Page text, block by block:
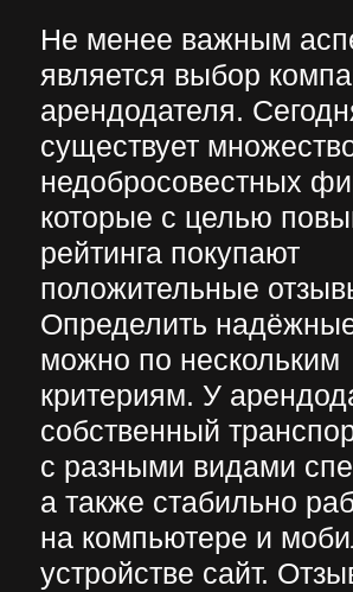
Аренда спецтехники
предоставляет арендатору
множество преимуществ. Но
чтобы исключить неприятности
заказывая услуги проката
необходимо учитывать
несколько факторов, основными
из которых являются
правильный выбор
арендодателя и конкретной
модели машины.
договоре, включая сроки,
стоимость, перечень работ,
условия страхования и
другие. Только
предварительно зная все
условия и нюансы аренды
можно избежать проблем и
неприятностей.
Заключение